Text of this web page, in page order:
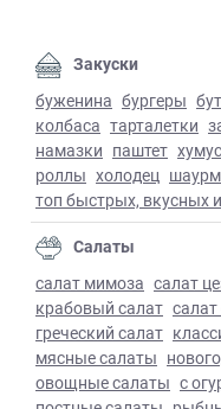
из говядины - фото
Закуски
буженина бургеры
колбаса тарталетки
намазки паштет хумус
роллы холодец
топ быстрых, вкусных
Салаты
салат мимоза салат
крабовый салат
греческий салат
мясные салаты
овощные салаты с